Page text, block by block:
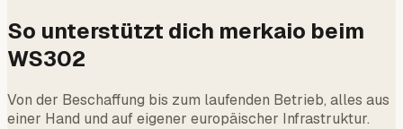
So unterstützt dich merkaio beim
WS302
Von der Beschaffung bis zum laufenden Betrieb, alles aus
einer Hand und auf eigener europäischer Infrastruktur.